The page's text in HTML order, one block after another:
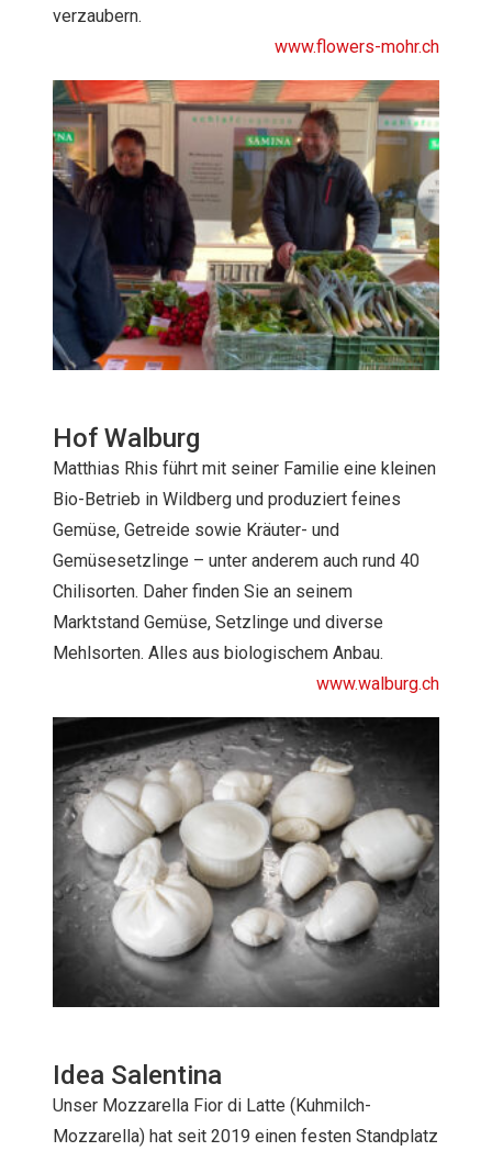
verzaubern.
www.flowers-mohr.ch
Hof Walburg
Matthias Rhis führt mit seiner Familie eine kleinen
Bio-Betrieb in Wildberg und produziert feines
Gemüse, Getreide sowie Kräuter- und
Gemüsesetzlinge – unter anderem auch rund 40
Chilisorten. Daher finden Sie an seinem
Marktstand Gemüse, Setzlinge und diverse
Mehlsorten. Alles aus biologischem Anbau.
www.walburg.ch
Idea Salentina
Unser Mozzarella Fior di Latte (Kuhmilch-
Mozzarella) hat seit 2019 einen festen Standplatz